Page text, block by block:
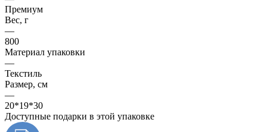
Премиум
Вес, г
—
800
Материал упаковки
—
Текстиль
Размер, см
—
20*19*30
Доступные подарки в этой упаковке